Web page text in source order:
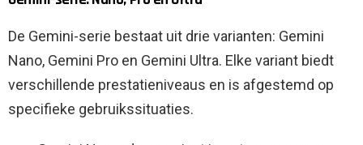
De Gemini-serie bestaat uit drie varianten: Gemini
Nano, Gemini Pro en Gemini Ultra. Elke variant biedt
verschillende prestatieniveaus en is afgestemd op
specifieke gebruikssituaties.